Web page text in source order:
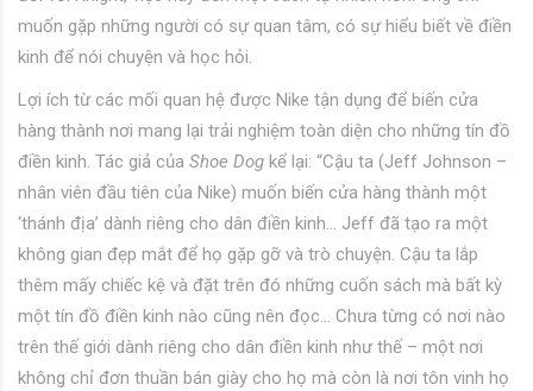
muốn gặp những người có sự quan tâm, có sự hiểu biết về điền
kinh để nói chuyện và học hỏi.
Lợi ích từ các mối quan hệ được Nike tận dụng để biến cửa
hàng thành nơi mang lại trải nghiệm toàn diện cho những tín đồ
điền kinh. Tác giả của Shoe Dog kể lại: “Cậu ta (Jeff Johnson –
nhân viên đầu tiên của Nike) muốn biến cửa hàng thành một
‘thánh địa’ dành riêng cho dân điền kinh… Jeff đã tạo ra một
không gian đẹp mắt để họ gặp gỡ và trò chuyện. Cậu ta lắp
thêm mấy chiếc kệ và đặt trên đó những cuốn sách mà bất kỳ
một tín đồ điền kinh nào cũng nên đọc… Chưa từng có nơi nào
trên thế giới dành riêng cho dân điền kinh như thế – một nơi
không chỉ đơn thuần bán giày cho họ mà còn là nơi tôn vinh họ